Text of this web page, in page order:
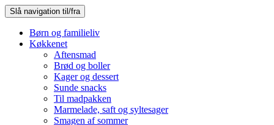
Slå navigation til/fra
Børn og familieliv
Køkkenet
Aftensmad
Brød og boller
Kager og dessert
Sunde snacks
Til madpakken
Marmelade, saft og syltesager
Smagen af sommer